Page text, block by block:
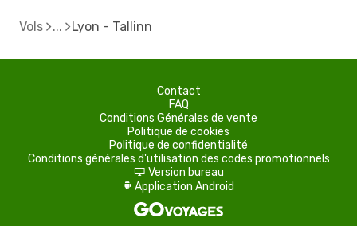
Vols Lyon - Tallinn
Contact
FAQ
Conditions Générales de vente
Politique de cookies
Politique de confidentialité
Conditions générales d'utilisation des codes promotionnels
d Version bureau
A Application Android